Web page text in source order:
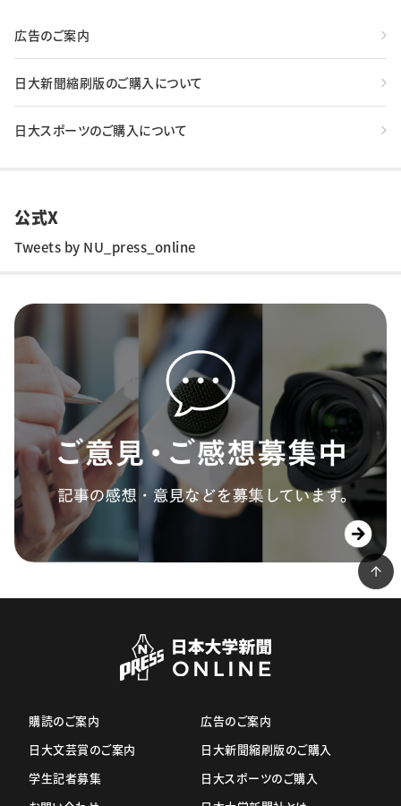
広告のご案内
日大新聞縮刷版のご購入について
日大スポーツのご購入について
公式X
Tweets by NU_press_online
購読のご案内
日大文芸賞のご案内
学生記者募集
広告のご案内
日大新聞縮刷版のご購入
日大スポーツのご購入